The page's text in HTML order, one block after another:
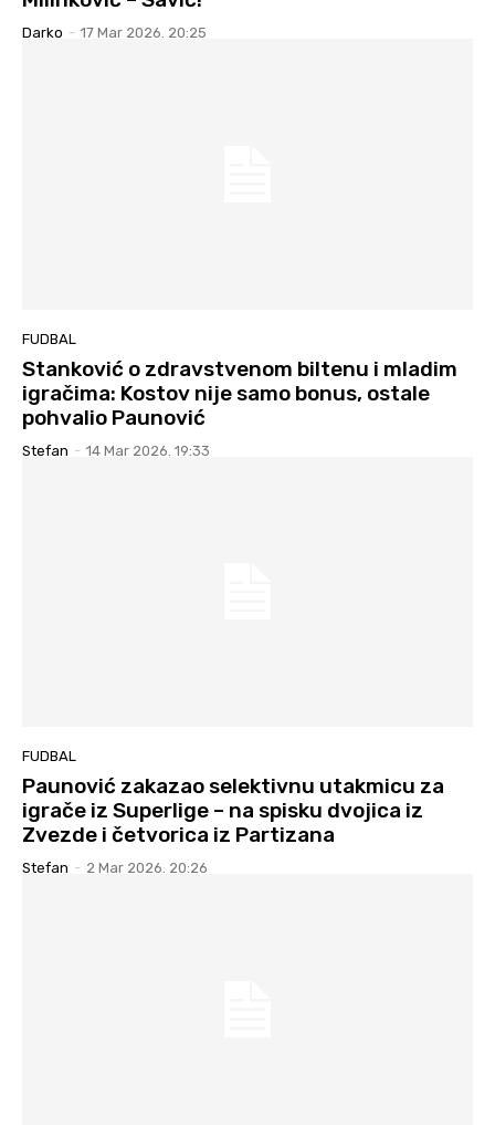
Darko - 17 Mar 2026. 20:25
FUDBAL
Stanković o zdravstvenom biltenu i mladim
igračima: Kostov nije samo bonus, ostale
pohvalio Paunović
Stefan - 14 Mar 2026. 19:33
FUDBAL
Paunović zakazao selektivnu utakmicu za
igrače iz Superlige – na spisku dvojica iz
Zvezde i četvorica iz Partizana
Stefan - 2 Mar 2026. 20:26